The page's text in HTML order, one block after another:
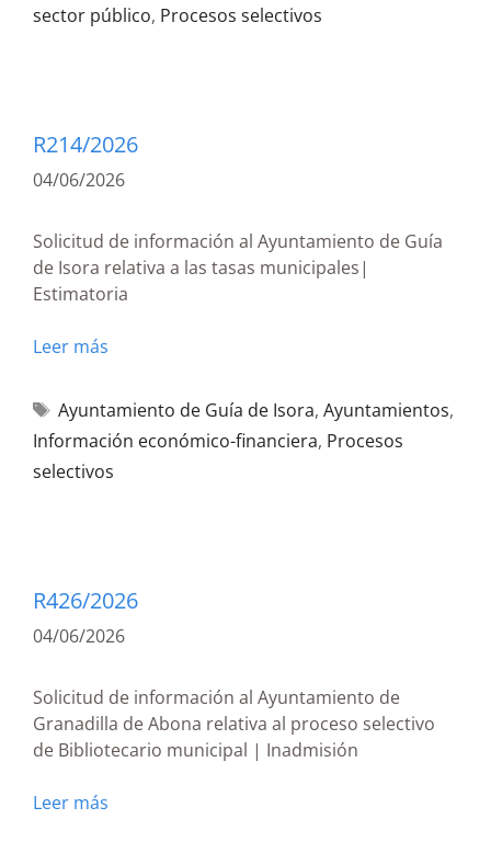
sector público, Procesos selectivos
R214/2026
04/06/2026
Solicitud de información al Ayuntamiento de Guía
de Isora relativa a las tasas municipales|
Estimatoria
Leer más
Ayuntamiento de Guía de Isora, Ayuntamientos,
Información económico-financiera, Procesos
selectivos
R426/2026
04/06/2026
Solicitud de información al Ayuntamiento de
Granadilla de Abona relativa al proceso selectivo
de Bibliotecario municipal | Inadmisión
Leer más